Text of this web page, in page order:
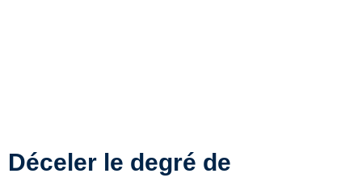
Déceler le degré de